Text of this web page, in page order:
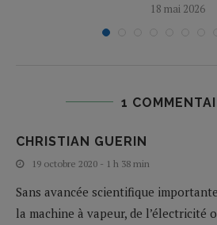
18 mai 2026
1
CHRISTIAN GUERIN
19 octobre 2020 - 1 h 38 min
Sans avancée scientifique
la machine à vapeur, de l’électricité